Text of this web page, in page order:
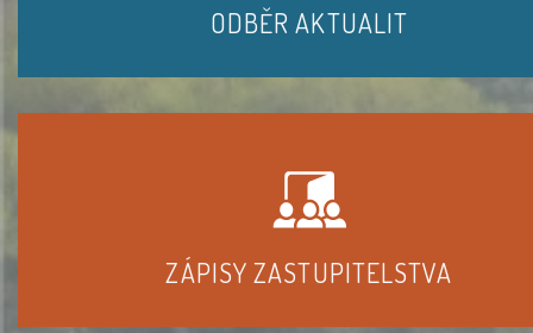
ODBĚR AKTUALIT
ZÁPISY ZASTUPITELSTVA